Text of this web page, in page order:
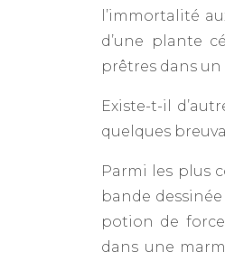
l’immortalité
d’une plante
prêtres dans
Existe-t-il
quelques
Parmi les plus
bande
potion de
dans une